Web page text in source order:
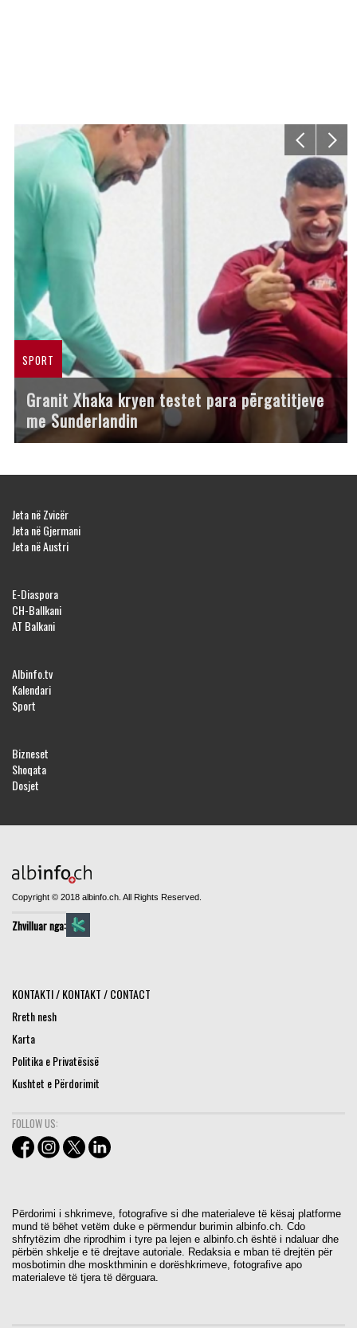
SPORT
Granit Xhaka kryen testet para përgatitjeve
me Sunderlandin
Jeta në Zvicër
Jeta në Gjermani
Jeta në Austri
E-Diaspora
CH-Ballkani
AT Balkani
Albinfo.tv
Kalendari
Sport
Bizneset
Shoqata
Dosjet
Copyright © 2018 albinfo.ch. All Rights Reserved.
Zhvilluar nga:
KONTAKTI / KONTAKT / CONTACT
Rreth nesh
Karta
Politika e Privatësisë
Kushtet e Përdorimit
FOLLOW US:
Përdorimi i shkrimeve, fotografive si dhe materialeve të kësaj platforme
mund të bëhet vetëm duke e përmendur burimin albinfo.ch. Cdo
shfrytëzim dhe riprodhim i tyre pa lejen e albinfo.ch është i ndaluar dhe
përbën shkelje e të drejtave autoriale. Redaksia e mban të drejtën për
mosbotimin dhe moskthminin e dorëshkrimeve, fotografive apo
materialeve të tjera të dërguara.